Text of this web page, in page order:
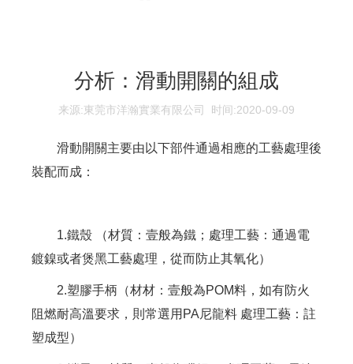
分析：滑動開關的組成
来源:東莞市洋瀚實業有限公司 时间:2020-09-09
滑動開關主要由以下部件通過相應的工藝處理後
裝配而成：
1.鐵殼 （材質：壹般為鐵；處理工藝：通過電
鍍鎳或者煲黑工藝處理，從而防止其氧化）
2.塑膠手柄（材材：壹般為POM料，如有防火
阻燃耐高溫要求，則常選用PA尼龍料 處理工藝：註
塑成型）